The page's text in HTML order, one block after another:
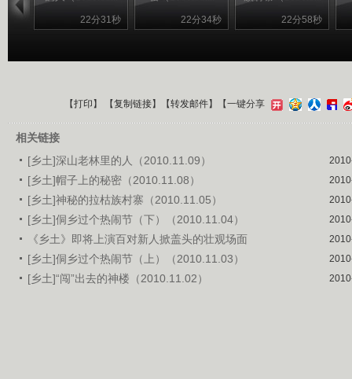
22分31秒 22分34秒 22分58秒
【打印 】 【复制链接】【转发邮件】 【一键分享
相关链接
[乡土]深山老林里的人（2010.11.09）
[乡土]帽子上的秘密（2010.11.08）
[乡土]神秘的拉枯族村寨（2010.11.05）
[乡土]侗乡过个热闹节（下）（2010.11.04）
《乡土》即将上演百对新人掀盖头的壮观场面
[乡土]侗乡过个热闹节（上）（2010.11.03）
[乡土]“闯”出去的神楼（2010.11.02）